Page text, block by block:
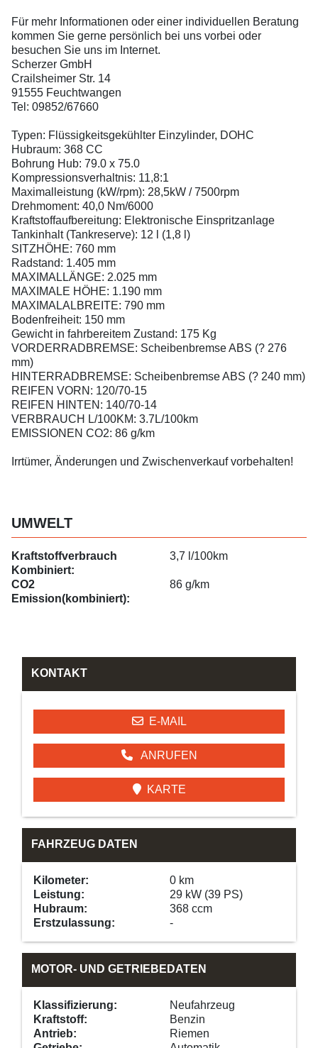
Für mehr Informationen oder einer individuellen Beratung
kommen Sie gerne persönlich bei uns vorbei oder
besuchen Sie uns im Internet.
Scherzer GmbH
Crailsheimer Str. 14
91555 Feuchtwangen
Tel: 09852/67660
Typen: Flüssigkeitsgekühlter Einzylinder, DOHC
Hubraum: 368 CC
Bohrung Hub: 79.0 x 75.0
Kompressionsverhaltnis: 11,8:1
Maximalleistung (kW/rpm): 28,5kW / 7500rpm
Drehmoment: 40,0 Nm/6000
Kraftstoffaufbereitung: Elektronische Einspritzanlage
Tankinhalt (Tankreserve): 12 l (1,8 l)
SITZHÖHE: 760 mm
Radstand: 1.405 mm
MAXIMALLÄNGE: 2.025 mm
MAXIMALE HÖHE: 1.190 mm
MAXIMALALBREITE: 790 mm
Bodenfreiheit: 150 mm
Gewicht in fahrbereitem Zustand: 175 Kg
VORDERRADBREMSE: Scheibenbremse ABS (? 276
mm)
HINTERRADBREMSE: Scheibenbremse ABS (? 240 mm)
REIFEN VORN: 120/70-15
REIFEN HINTEN: 140/70-14
VERBRAUCH L/100KM: 3.7L/100km
EMISSIONEN CO2: 86 g/km
Irrtümer, Änderungen und Zwischenverkauf vorbehalten!
UMWELT
Kraftstoffverbrauch
Kombiniert:
3,7 l/100km
CO2
Emission(kombiniert):
86 g/km
KONTAKT
E-MAIL
ANRUFEN
KARTE
FAHRZEUG DATEN
Kilometer:
0 km
Leistung:
29 kW (39 PS)
Hubraum:
368 ccm
Erstzulassung:
-
MOTOR- UND GETRIEBEDATEN
Klassifizierung:
Neufahrzeug
Kraftstoff:
Benzin
Antrieb:
Riemen